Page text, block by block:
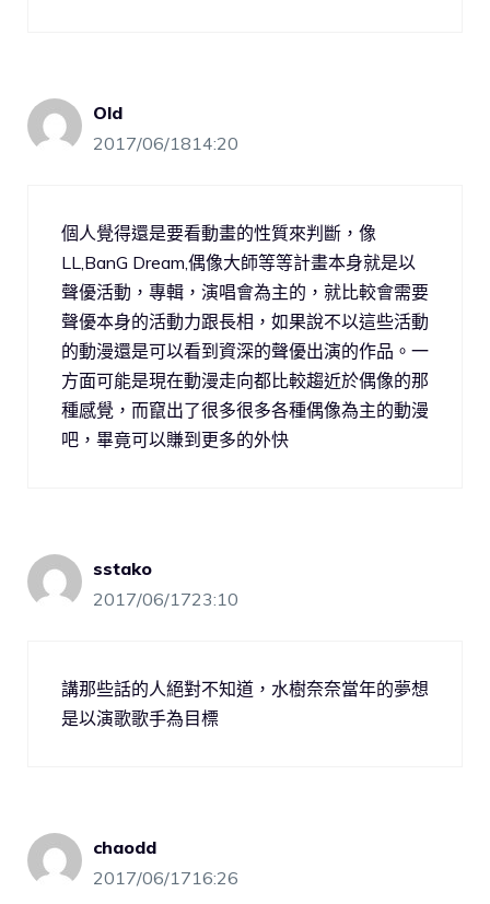
Old
2017/06/1814:20
個人覺得還是要看動畫的性質來判斷，像
LL,BanG Dream,偶像大師等等計畫本身就是以
聲優活動，專輯，演唱會為主的，就比較會需要
聲優本身的活動力跟長相，如果說不以這些活動
的動漫還是可以看到資深的聲優出演的作品。一
方面可能是現在動漫走向都比較趨近於偶像的那
種感覺，而竄出了很多很多各種偶像為主的動漫
吧，畢竟可以賺到更多的外快
sstako
2017/06/1723:10
講那些話的人絕對不知道，水樹奈奈當年的夢想
是以演歌歌手為目標
chaodd
2017/06/1716:26